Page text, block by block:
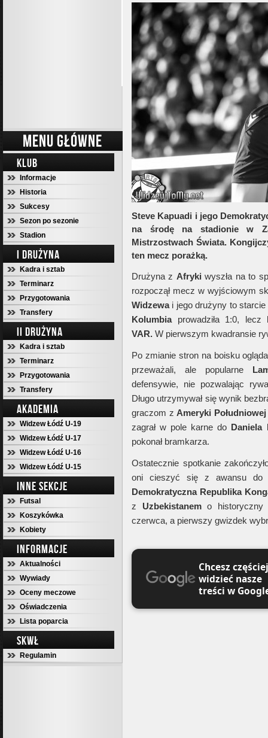
MENU GŁÓWNE
KLUB
Informacje
Historia
Sukcesy
Sezon po sezonie
Stadion
I DRUŻYNA
Kadra i sztab
Terminarz
Przygotowania
Transfery
II DRUŻYNA
Kadra i sztab
Terminarz
Przygotowania
Transfery
AKADEMIA
Widzew Łódź U-19
Widzew Łódź U-17
Widzew Łódź U-16
Widzew Łódź U-15
INNE SEKCJE
Futsal
Koszykówka
Kobiety
INFORMACJE
Aktualności
Wywiady
Oceny meczowe
Oświadczenia
Lista poparcia
SKWŁ
Regulamin
Steve Kapuadi i jego
na środę na stadionie w
Mistrzostwach Świata.
ten mecz porażką.
Drużyna z Afrykiwyszła na to
rozpoczął mecz w wyjściowym
Widzewai jego drużyny to starcie
Kolumbia prowadziła 1:0,
VAR. W pierwszym kwadransie
Po zmianie stron na boisku
przeważali, ale popularne
defensywie, nie pozwalając
Długo utrzymywał się wynik
graczom z Ameryki Południowej
zagrał w pole karne do Daniela
pokonał bramkarza.
Ostatecznie spotkanie
oni cieszyć się z awansu do
Demokratyczna Republika
z Uzbekistanemo historyczny
czerwca, a pierwszy gwizdek
Chcesz częściej
widzieć nasze
treści w